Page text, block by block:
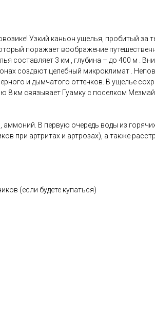
Узкий каньон ущелья, пробитый за
поражает воображение
составляет 3 км , глубина – до 400 м .
создают целебный микроклимат .
и дымчатого оттенков. В ущелье
8 км связывает Гуамку с поселком Мезмай.
В первую очередь воды из
при артритах и артрозах), а также
(если будете купаться)